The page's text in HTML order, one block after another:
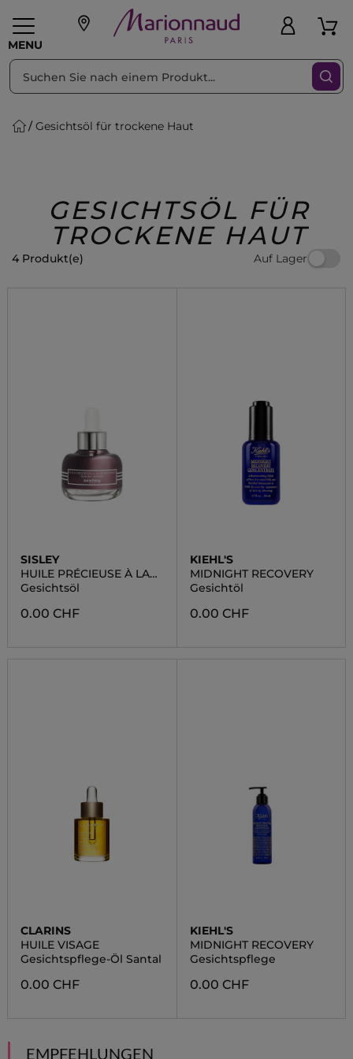
MENU
Geschenke PFLEGE
Accessoires
Gesichtsöl für trockene Haut
GESICHTSÖL FÜR
TROCKENE HAUT
4 Produkt(e) Auf Lager
sortieren nach Filter
SISLEY
HUILE PRÉCIEUSE À LA
ROSE NOIRE
Gesichtsöl
0.00 CHF
KIEHL'S
MIDNIGHT RECOVERY
Gesichtöl
0.00 CHF
CLARINS
HUILE VISAGE
Gesichtspflege-Öl Santal
0.00 CHF
KIEHL'S
MIDNIGHT RECOVERY
Gesichtspflege
0.00 CHF
EMPFEHLUNGEN